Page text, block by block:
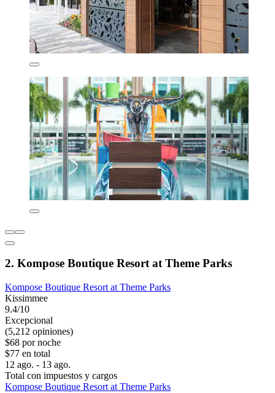
2. Kompose Boutique Resort at Theme Parks
Kompose Boutique Resort at Theme Parks
Kissimmee
9.4/10
Excepcional
(5,212 opiniones)
$68 por noche
$77 en total
12 ago. - 13 ago.
Total con impuestos y cargos
Kompose Boutique Resort at Theme Parks